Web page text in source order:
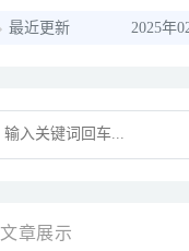
最近更新 2025年
文章展示